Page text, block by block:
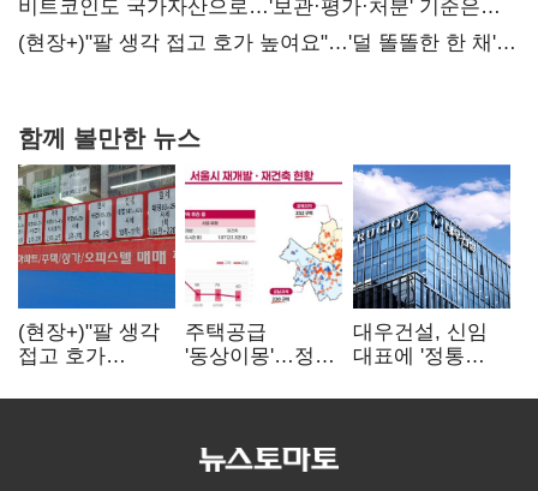
비트코인도 국가자산으로…'보관·평가·처분' 기준은
숙제
(현장+)"팔 생각 접고 호가 높여요"…'덜 똘똘한 한 채'
함께 볼만한 뉴스
(현장+)"팔 생각
접고 호가
똘똘한 한 채'
주택공급
'동상이몽'…정부
없으면 '공수표'
대우건설, 신임
대표에 '정통
부사장 내정